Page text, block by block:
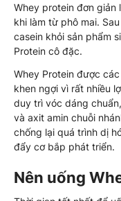
Whey protein đơn giản
khi làm từ phô mai.
casein khỏi sản phẩm
Protein cô đặc.
Whey Protein được
khen ngợi vì rất nhiều
duy trì vóc dáng
và axit amin chuỗi
chống lại quá trình dị
đẩy cơ bắp phát triển.
Nên uống